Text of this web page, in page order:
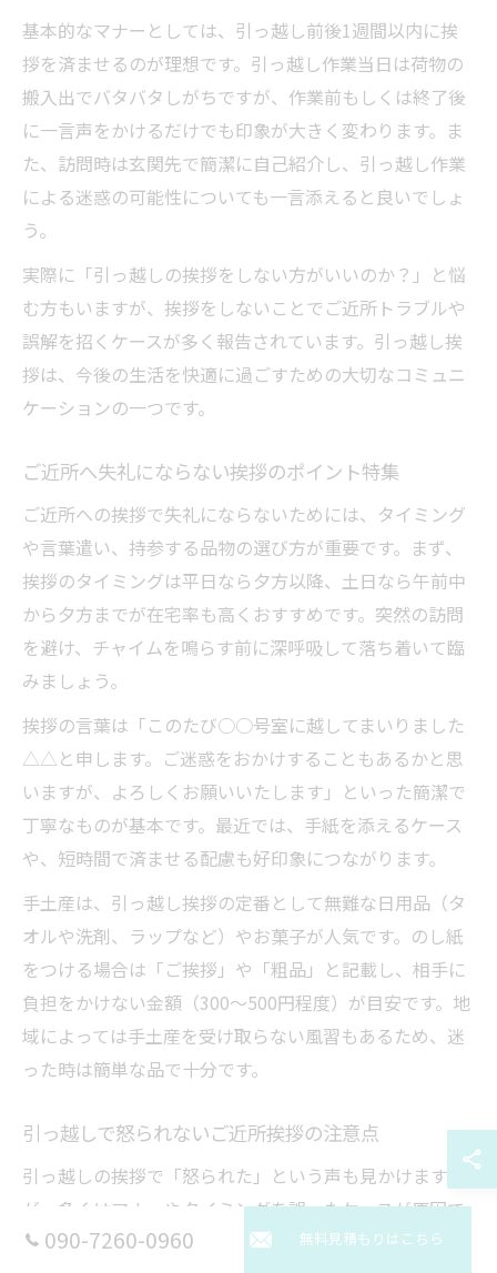
基本的なマナーとしては、引っ越し前後1週間以内に挨
拶を済ませるのが理想です。引っ越し作業当日は荷物の
搬入出でバタバタしがちですが、作業前もしくは終了後
に一言声をかけるだけでも印象が大きく変わります。ま
た、訪問時は玄関先で簡潔に自己紹介し、引っ越し作業
による迷惑の可能性についても一言添えると良いでしょ
う。
実際に「引っ越しの挨拶をしない方がいいのか？」と悩
む方もいますが、挨拶をしないことでご近所トラブルや
誤解を招くケースが多く報告されています。引っ越し挨
拶は、今後の生活を快適に過ごすための大切なコミュニ
ケーションの一つです。
ご近所へ失礼にならない挨拶のポイント特集
ご近所への挨拶で失礼にならないためには、タイミング
や言葉遣い、持参する品物の選び方が重要です。まず、
挨拶のタイミングは平日なら夕方以降、土日なら午前中
から夕方までが在宅率も高くおすすめです。突然の訪問
を避け、チャイムを鳴らす前に深呼吸して落ち着いて臨
みましょう。
挨拶の言葉は「このたび○○号室に越してまいりました
△△と申します。ご迷惑をおかけすることもあるかと思
いますが、よろしくお願いいたします」といった簡潔で
丁寧なものが基本です。最近では、手紙を添えるケース
や、短時間で済ませる配慮も好印象につながります。
手土産は、引っ越し挨拶の定番として無難な日用品（タ
オルや洗剤、ラップなど）やお菓子が人気です。のし紙
をつける場合は「ご挨拶」や「粗品」と記載し、相手に
負担をかけない金額（300～500円程度）が目安です。地
域によっては手土産を受け取らない風習もあるため、迷
った時は簡単な品で十分です。
引っ越しで怒られないご近所挨拶の注意点
引っ越しの挨拶で「怒られた」という声も見かけます
が、多くはマナーやタイミングを誤ったケースが原因で
す。特に夜遅くや早朝の訪問は避け、相手の生活リズム
090-7260-0960 無料見積もりはこちら